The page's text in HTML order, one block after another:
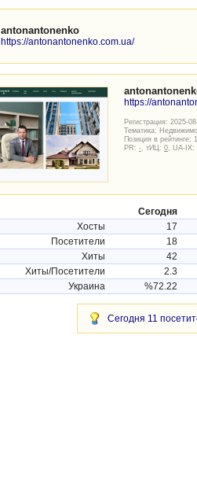
antonantonenko
https://antonantonenko.com.ua/
https://
Регистрация: 2025-
Тематика:
Позиция в рейтинге:
PR: - , тИЦ: 0 , UA-IX:
Сегодня
Хосты
17
Посетители
18
Хиты
42
Хиты/Посетители
2.3
Украина
%72.22
Сегодня 11